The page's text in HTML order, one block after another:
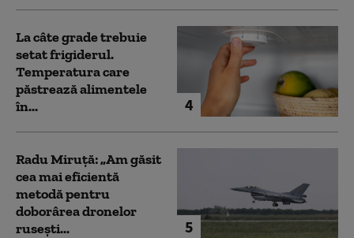
4
La câte grade trebuie
setat frigiderul.
Temperatura care
păstrează alimentele
în...
5
Radu Miruță: „Am găsit
cea mai eficientă
metodă pentru
doborârea dronelor
rusești...